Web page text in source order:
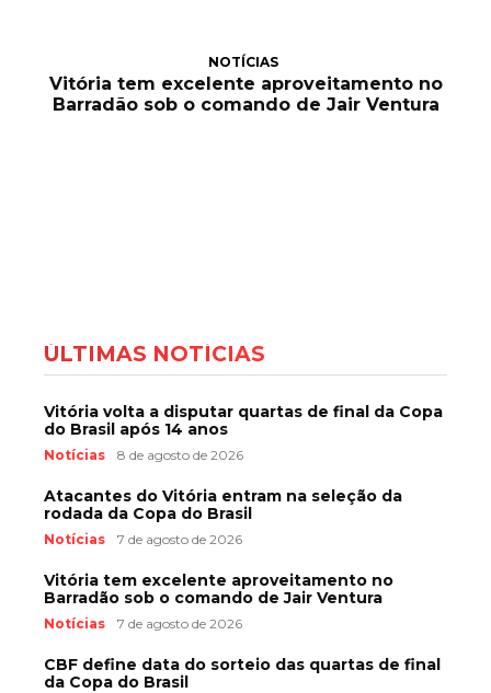
NOTÍCIAS
Vitória tem excelente aproveitamento no
Barradão sob o comando de Jair Ventura
ÚLTIMAS NOTÍCIAS
Vitória volta a disputar quartas de final da Copa
do Brasil após 14 anos
Notícias 8 de agosto de 2026
Atacantes do Vitória entram na seleção da
rodada da Copa do Brasil
Notícias 7 de agosto de 2026
Vitória tem excelente aproveitamento no
Barradão sob o comando de Jair Ventura
Notícias 7 de agosto de 2026
CBF define data do sorteio das quartas de final
da Copa do Brasil